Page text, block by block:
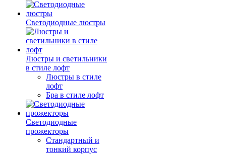
Светодиодные люстры
Люстры и светильники
в стиле лофт
Люстры в стиле
лофт
Бра в стиле лофт
Светодиодные
прожекторы
Стандартный и
тонкий корпус